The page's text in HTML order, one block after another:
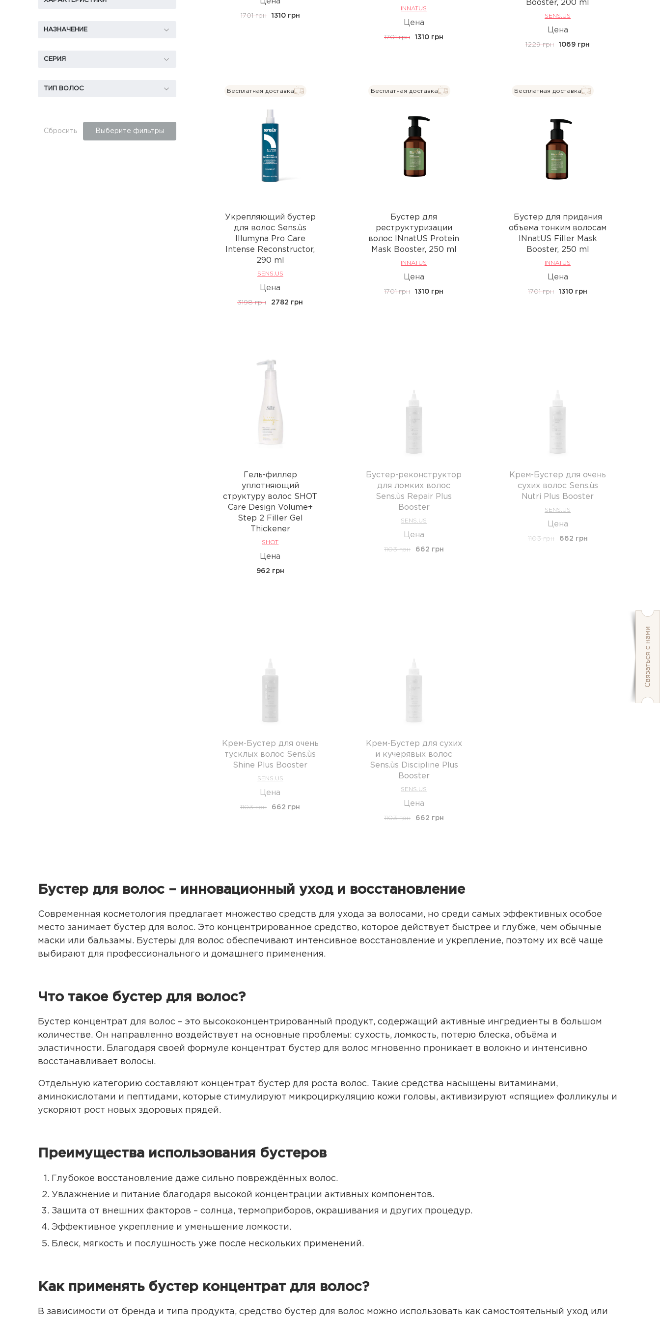
НАЗНАЧЕНИЕ
СЕРИЯ
ТИП ВОЛОС
Сбросить Выберите фильтры
1701 грн 1310 грн
INNATUS
Цена
1701 грн 1310 грн
Booster, 200 ml
SENS.US
Цена
1229 грн 1069 грн
Бесплатная доставка
Укрепляющий бустер
для волос Sens.ùs
Illumyna Pro Care
Intense Reconstructor,
290 ml
SENS.US
Цена
3198 грн 2782 грн
Бесплатная доставка
Бустер для
реструктуризации
волос INnatUS Protein
Mask Booster, 250 ml
INNATUS
Цена
1701 грн 1310 грн
Бесплатная доставка
Бустер для придания
объема тонким волосам
INnatUS Filler Mask
Booster, 250 ml
INNATUS
Цена
1701 грн 1310 грн
Гель-филлер
уплотняющий
структуру волос SHOT
Care Design Volume+
Step 2 Filler Gel
Thickener
SHOT
Цена
962 грн
Бустер-реконструктор
для ломких волос
Sens.ùs Repair Plus
Booster
SENS.US
Цена
1103 грн 662 грн
Крем-Бустер для очень
сухих волос Sens.ùs
Nutri Plus Booster
SENS.US
Цена
1103 грн 662 грн
Крем-Бустер для очень
тусклых волос Sens.ùs
Shine Plus Booster
SENS.US
Цена
1103 грн 662 грн
Крем-Бустер для сухих
и кучерявых волос
Sens.ùs Discipline Plus
Booster
SENS.US
Цена
1103 грн 662 грн
Бустер для волос – инновационный уход и восстановление
Современная косметология предлагает множество средств для ухода за волосами, но среди самых эффективных особое
место занимает бустер для волос. Это концентрированное средство, которое действует быстрее и глубже, чем обычные
маски или бальзамы. Бустеры для волос обеспечивают интенсивное восстановление и укрепление, поэтому их всё чаще
выбирают для профессионального и домашнего применения.
Что такое бустер для волос?
Бустер концентрат для волос – это высококонцентрированный продукт, содержащий активные ингредиенты в большом
количестве. Он направленно воздействует на основные проблемы: сухость, ломкость, потерю блеска, объёма и
эластичности. Благодаря своей формуле концентрат бустер для волос мгновенно проникает в волокно и интенсивно
восстанавливает волосы.
Отдельную категорию составляют концентрат бустер для роста волос. Такие средства насыщены витаминами,
аминокислотами и пептидами, которые стимулируют микроциркуляцию кожи головы, активизируют «спящие» фолликулы и
ускоряют рост новых здоровых прядей.
Преимущества использования бустеров
Глубокое восстановление даже сильно повреждённых волос.
Увлажнение и питание благодаря высокой концентрации активных компонентов.
Защита от внешних факторов – солнца, термоприборов, окрашивания и других процедур.
Эффективное укрепление и уменьшение ломкости.
Блеск, мягкость и послушность уже после нескольких применений.
Как применять бустер концентрат для волос?
В зависимости от бренда и типа продукта, средство бустер для волос можно использовать как самостоятельный уход или